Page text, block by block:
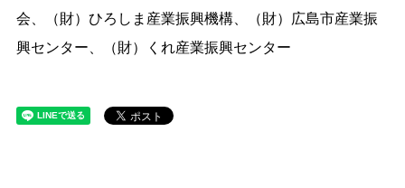
会、（財）ひろしま産業振興機構、（財）広島市産業振
興センター、（財）くれ産業振興センター